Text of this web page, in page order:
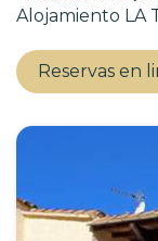
Alojamiento LA
Reservas en